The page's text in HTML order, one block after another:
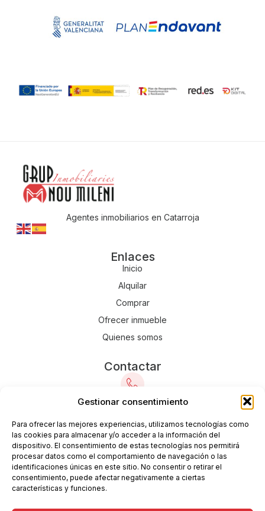
Gestionar consentimiento
Para ofrecer las mejores experiencias, utilizamos tecnologías como
las cookies para almacenar y/o acceder a la información del
dispositivo. El consentimiento de estas tecnologías nos permitirá
procesar datos como el comportamiento de navegación o las
identificaciones únicas en este sitio. No consentir o retirar el
consentimiento, puede afectar negativamente a ciertas
características y funciones.
Agentes inmobiliarios en Catarroja
Enlaces
Inicio
Alquilar
Comprar
Ofrecer inmueble
Quienes somos
Contactar
649 044 698
961 842 600
info@grupnoumileni.com